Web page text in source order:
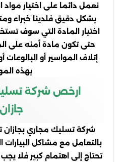
نعمل دائما على اختيار مواد
بشكل دقيق فلدينا خبراء
اختيار المادة التي سوف
حتى تكون مادة أمنه على
إتلاف المواسير أو البالوعات
بهذه
ارخص شركة
جازان
شركة تسليك مجاري بجازان
بالتعامل مع مشاكل البيارات
تحتاج إلى اهتمام كبير فلا